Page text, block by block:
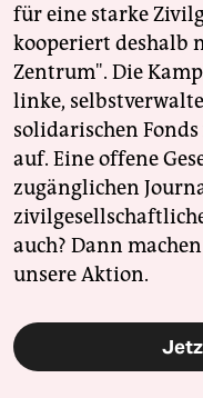
für eine starke
kooperiert deshalb
Zentrum". Die
linke,
solidarischen
auf. Eine offene
zugänglichen
auch? Dann
unsere Aktion.